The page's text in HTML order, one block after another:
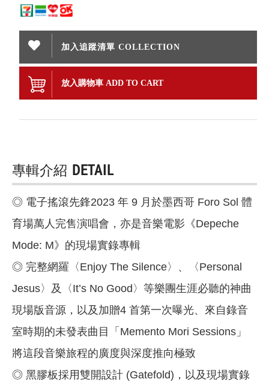
加入追蹤清單 COLLECTION
放入購物車 ADD TO CART
專輯介紹 DETAIL
◎ 電子搖滾先鋒2023 年 9 月於墨西哥 Foro Sol 體
育場萬人完售演唱會，亦是音樂電影《Depeche
Mode: M》的現場實錄專輯
◎ 完整網羅〈Enjoy The Silence〉、〈Personal
Jesus〉及〈It’s No Good〉等樂團生涯必聽的神曲
現場版音源，以及加贈4 首第一次曝光、來自錄音
室時期的未發表曲目「Memento Mori Sessions」
將這段音樂旅程的廣度與深度推向極致
◎ 黑膠板採用雙開設計 (Gatefold)，以及現場實錄